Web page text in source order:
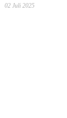
02 Juli 2025